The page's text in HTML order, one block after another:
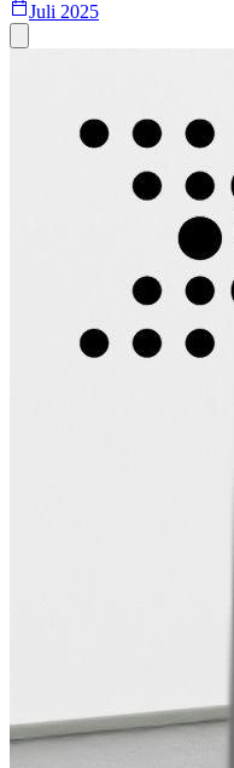
Juli 2025